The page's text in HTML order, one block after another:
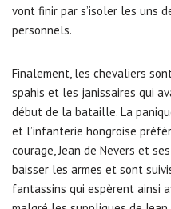
vont finir par s’isoler les uns
personnels.
Finalement, les chevaliers
spahis et les janissaires qui
début de la bataille. La
et l’infanterie hongroise
courage, Jean de Nevers et
baisser les armes et sont
fantassins qui espèrent ainsi